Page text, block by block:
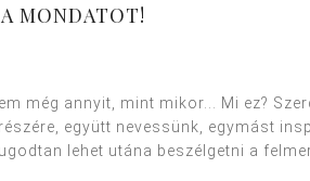
MONDATOT!
még annyit, mint mikor... Mi ez?
együtt nevessünk, egymást
lehet utána beszélgetni a